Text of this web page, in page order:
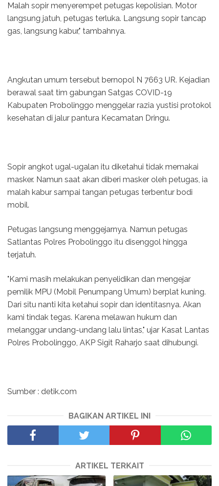
Malah sopir menyerempet petugas kepolisian. Motor
langsung jatuh, petugas terluka. Langsung sopir tancap
gas, langsung kabur," tambahnya.
Angkutan umum tersebut bernopol N 7663 UR. Kejadian
berawal saat tim gabungan Satgas COVID-19
Kabupaten Probolinggo menggelar razia yustisi protokol
kesehatan di jalur pantura Kecamatan Dringu.
Sopir angkot ugal-ugalan itu diketahui tidak memakai
masker. Namun saat akan diberi masker oleh petugas, ia
malah kabur sampai tangan petugas terbentur bodi
mobil.
Petugas langsung menggejarnya. Namun petugas
Satlantas Polres Probolinggo itu disenggol hingga
terjatuh.
"Kami masih melakukan penyelidikan dan mengejar
pemilik MPU (Mobil Penumpang Umum) berplat kuning.
Dari situ nanti kita ketahui sopir dan identitasnya. Akan
kami tindak tegas. Karena melawan hukum dan
melanggar undang-undang lalu lintas," ujar Kasat Lantas
Polres Probolinggo, AKP Sigit Raharjo saat dihubungi.
Sumber : detik.com
BAGIKAN ARTIKEL INI
ARTIKEL TERKAIT